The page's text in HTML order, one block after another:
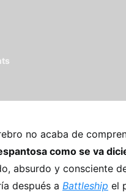
no acaba de
como se va
absurdo y consciente
después a Battleship el